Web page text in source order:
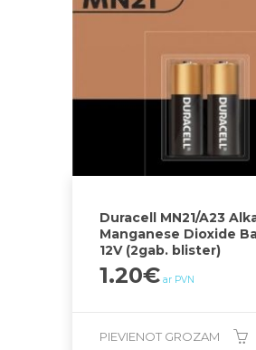
Duracell MN21/A23
Manganese Dioxide
12V (2gab. blister)
1.20€ ar PVN
PIEVIENOT GROZAM